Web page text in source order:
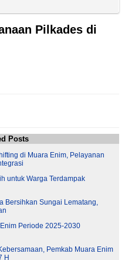
Pilkades di
Posts
di Muara Enim, Pelayanan
untuk Warga Terdampak
Bersihkan Sungai Lematang,
Periode 2025-2030
Pemkab Muara Enim
H